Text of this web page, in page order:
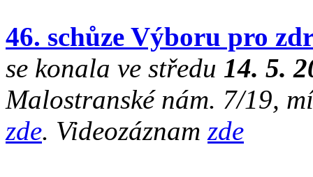
46. schůze Výboru pro
se konala ve středu 14. 5.
Malostranské nám. 7/19,
zde. Videozáznam zde